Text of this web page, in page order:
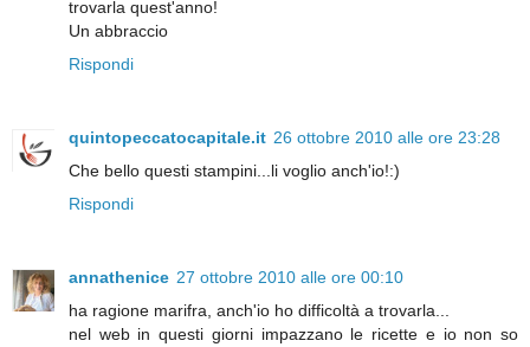
trovarla quest'anno!
Un abbraccio
Rispondi
quintopeccatocapitale.it 26 ottobre 2010 alle ore 23:28
Che bello questi stampini...li voglio anch'io!:)
Rispondi
annathenice 27 ottobre 2010 alle ore 00:10
ha ragione marifra, anch'io ho difficoltà a trovarla...
nel web in questi giorni impazzano le ricette e io non so